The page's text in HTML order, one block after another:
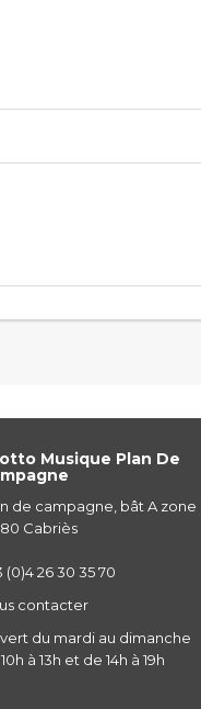
Musique Plan De
de campagne, bât A zone
Cabriès
(0)4 26 30 35 70
contacter
du mardi au dimanche
à 13h et de 14h à 19h